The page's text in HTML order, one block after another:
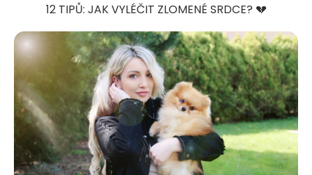
12 TIPŮ: JAK VYLÉČIT ZLOMENÉ SRDCE? 💔